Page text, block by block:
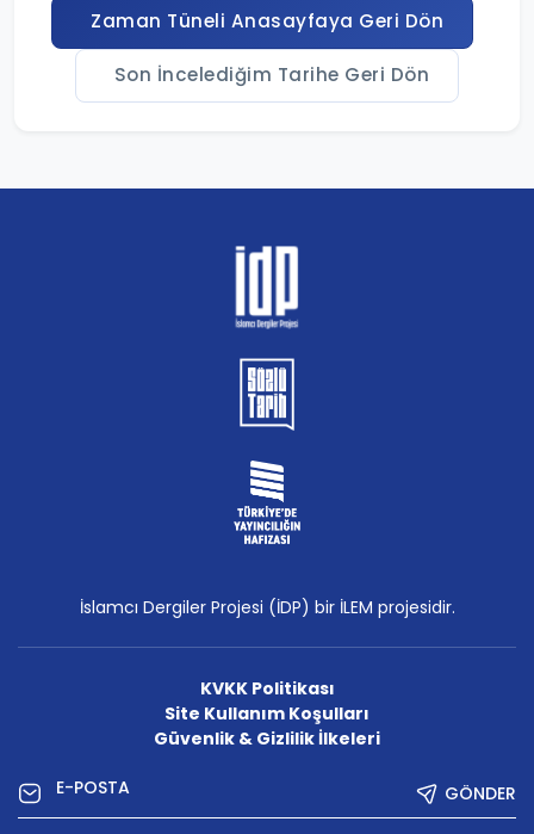
Zaman Tüneli Anasayfaya Geri Dön
Son İncelediğim Tarihe Geri Dön
İslamcı Dergiler Projesi (İDP) bir İLEM projesidir.
KVKK Politikası
Site Kullanım Koşulları
Güvenlik & Gizlilik İlkeleri
GÖNDER